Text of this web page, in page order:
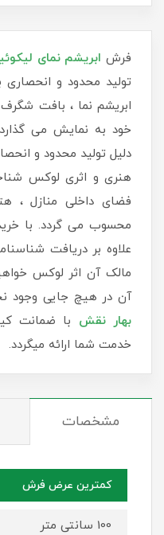
فرش ابریشم نمای
تولید محدود و انحصاری
ابریشم نما ، بافت شگرف
خود به نمایش می
دلیل تولید محدود و
هنری و اثری لوکس
فضای داخلی منازل ،
محسوب می گردد. با
علاوه بر دریافت
مالک آن اثر لوکس
آن در هیچ جایی وجود
بهار نقش با ضمانت
خدمت شما ارائه میگردد.
مشخصات
کمترین عرض فرش
100 سانتی متر